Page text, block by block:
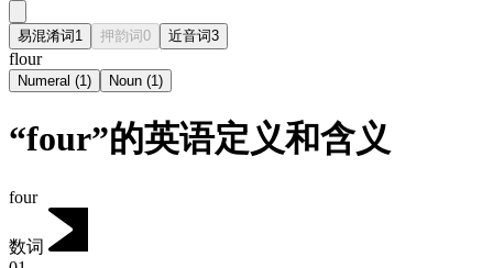
易混淆词1 押韵词0 近音词3
flour
Numeral (1) Noun (1)
“four”的英语定义和含义
four
数词